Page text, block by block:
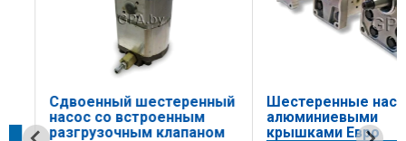
Сдвоенный шестеренный
насос со встроенным
разгрузочным клапаном
Шестеренные
алюминиевыми
крышками Евро